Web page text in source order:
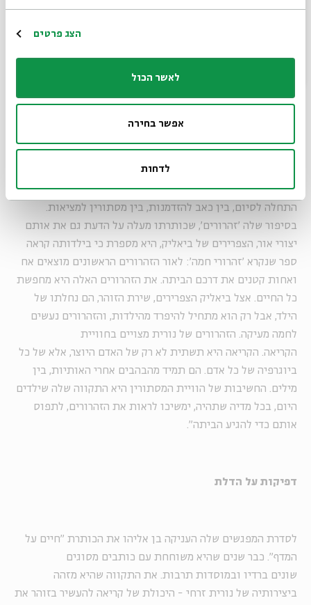
הצג פרטים
לאשר הכול
אפשר בחירה
לדחות
"אף שהביוגרפיה של נורית מאפשרת לה להצטרף למסורת ענפה
הדלות". נורית חורגת מן הציפייה לשירת הדלות של הילדות.
מקורות הנביעה שלה בלתי-נגמרים. הרעננות המאפיינת אותה
קשורה ביכולת הזאת שלה לבטל בידול בין סדק לפתח, בין
התחלה לסיום, בין כאב להזדמנות, בין מסתורין למציאות.
בסיפור שלה 'זהרורים', שכותרתו מעלה על הדעת גם את אותם
יצורי אור, הצפרירים של ביאליק, היא מספרת כי בילדותה קראה
ספר שנקרא 'זהרורי חמה': לאור הזהרורים הראשונים מוצאים אח
ואחות קטנים את דרכם הביתה. את הזהרורים האלה היא מחפשת
כל החיים. אצל ביאליק הצפרירים, שירת הזוהר, הם נחלתו של
הילד, אבל רק הוא מתחיל להיפרד מהילדות, והזהרורים נעשים
לחמה מעיקה. הזהרורים של נורית מצויים בחוויית
הקריאה. הקריאה היא תשתית לא רק של האדם היוצר, אלא של כל
ביוגרפיה של כל אדם. הם תמיד מהבהבים אחרי האותיות, בין
מילים. החשיבות של הוויית המסתורין היא התקווה שלה שילדים
היום, בכל מדיה שתהיה, ימשיכו לראות את הזהרורים, לתפוס
אותם כדי להגיע הביתה".
דפיקות על הדלת
לסדרת המפגשים שלה העניקה בן אליהו את הכותרת "חיים על
המדף". כבר שנים שהיא משוחחת עם כותבים מסוגים
שונים ברדיו ובמוסדות תרבות. את התקווה שהיא מזהה
ביצירותיה של נורית זרחי - היכולת של קריאה להעשיר בזוהר את